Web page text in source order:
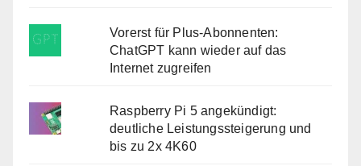
Vorerst für Plus-Abonnenten:
ChatGPT kann wieder auf das
Internet zugreifen
Raspberry Pi 5 angekündigt:
deutliche Leistungssteigerung und
bis zu 2x 4K60